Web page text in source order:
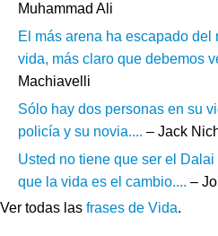
Muhammad Ali
El más arena ha escapado del
vida, más claro que debemos
Machiavelli
Sólo hay dos personas en su
policía y su novia.... – Jack
Usted no tiene que ser el
que la vida es el cambio.... –
Ver todas las frases de Vida.